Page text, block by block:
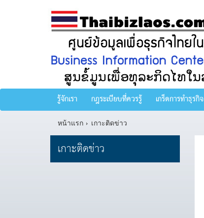
รู้จักเรา กฎระเบียบที่ควรรู้ เกร็ดการทำธุรกิจ
หน้าแรก เกาะติดข่าว
เกาะติดข่าว